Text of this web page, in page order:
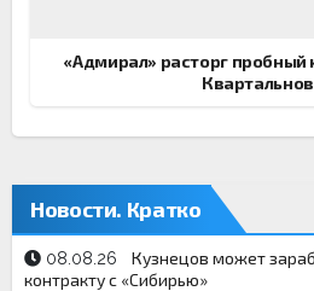
«Адмирал» расторг пробный
Новости. Кратко
08.08.26
Кузнецов может
контракту с «Сибирью»